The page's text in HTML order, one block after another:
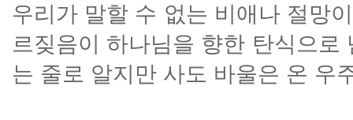
우리가 말할 수 없는 비애나 절망
르짖음이 하나님을 향한 탄식으
는 줄로 알지만 사도 바울은 온 우